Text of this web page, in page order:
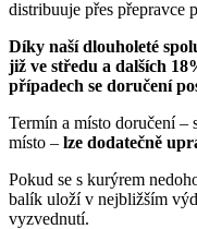
distribuuje přes přepravce
Díky naší dlouholeté
již ve středu a dalších
případech se doručení
Termín a místo doručení –
místo – lze dodatečně
Pokud se s kurýrem
balík uloží v nejbližším
vyzvednutí.